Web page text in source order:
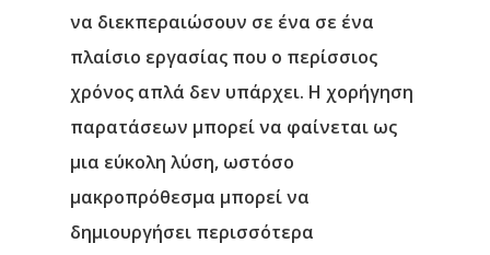
να διεκπεραιώσουν σε ένα σε ένα
πλαίσιο εργασίας που ο περίσσιος
χρόνος απλά δεν υπάρχει. Η χορήγηση
παρατάσεων μπορεί να φαίνεται ως
μια εύκολη λύση, ωστόσο
μακροπρόθεσμα μπορεί να
δημιουργήσει περισσότερα